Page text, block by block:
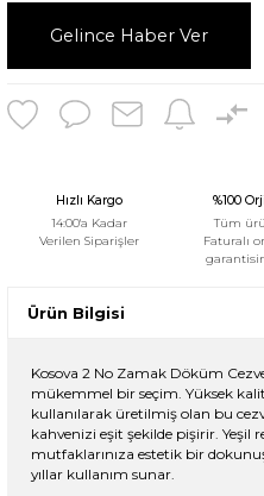
Gelince Haber Ver
Hızlı Kargo
14:00'a Kadar
Verilen Siparişler
%100
Tüm
Faturalı
Ürün Bilgisi
Kosova 2 No Zamak Döküm
mükemmel bir seçim. Yüksek
kullanılarak üretilmiş olan bu
kahvenizi eşit şekilde pişirir. Yeşil
mutfaklarınıza estetik bir
yıllar kullanım sunar.